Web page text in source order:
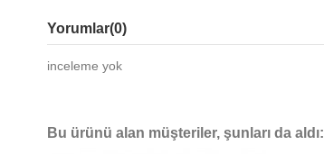
Yorumlar(0)
inceleme yok
Bu ürünü alan müşteriler, şunları da aldı: